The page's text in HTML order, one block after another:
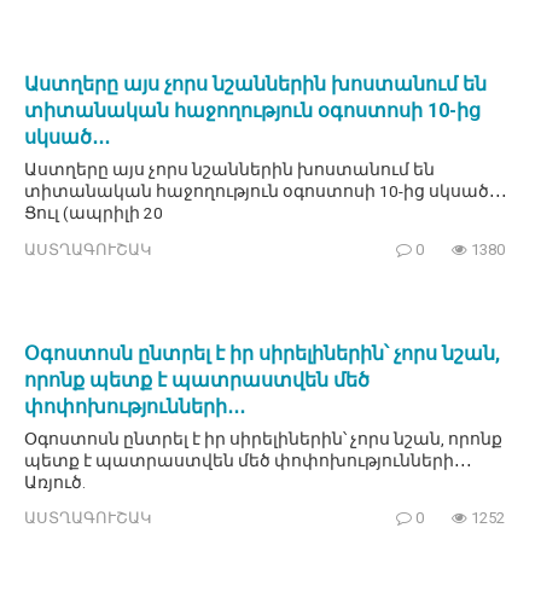
Աստղերը այս չորս նշաններին խոստանում են
տիտանական հաջողություն օգոստոսի 10-ից
սկսած․․․
Աստղերը այս չորս նշաններին խոստանում են
տիտանական հաջողություն օգոստոսի 10-ից սկսած․․․
Ցուլ (ապրիլի 20
ԱՍՏՂԱԳՈՒՇԱԿ 0 1380
Օգոստոսն ընտրել է իր սիրելիներին՝ չորս նշան,
որոնք պետք է պատրաստվեն մեծ
փոփոխությունների․․․
Օգոստոսն ընտրել է իր սիրելիներին՝ չորս նշան, որոնք
պետք է պատրաստվեն մեծ փոփոխությունների․․․
Առյուծ.
ԱՍՏՂԱԳՈՒՇԱԿ 0 1252